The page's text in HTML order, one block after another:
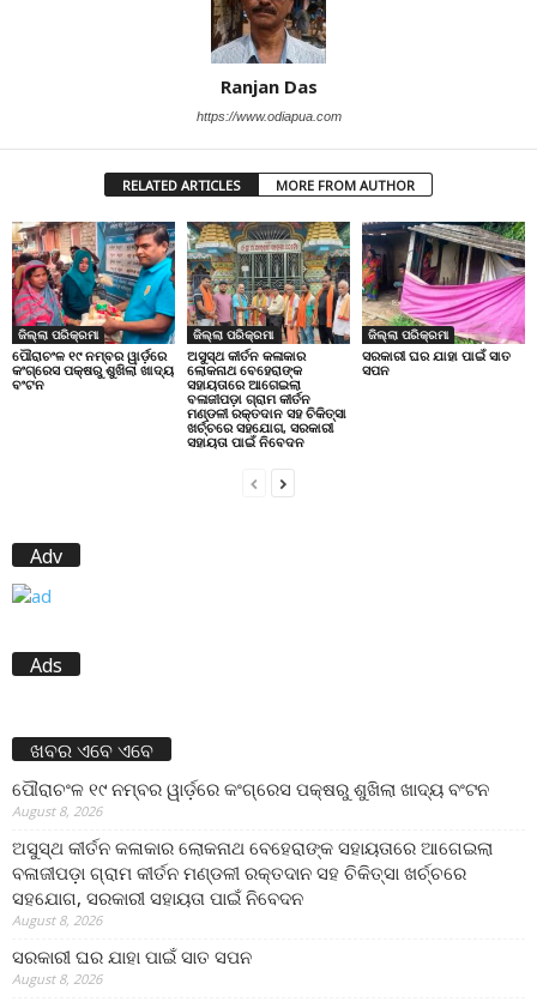
Ranjan Das
https://www.odiapua.com
RELATED ARTICLES MORE FROM AUTHOR
ଜିଲ୍ଲା ପରିକ୍ରମା
ପୌରାଚଂଳ ୧୯ ନମ୍ବର ୱାର୍ଡ଼ରେ
କଂଗ୍ରେସ ପକ୍ଷରୁ ଶୁଖିଲା ଖାଦ୍ୟ
ବଂଟନ
ଜିଲ୍ଲା ପରିକ୍ରମା
ଅସୁସ୍ଥ କୀର୍ତନ କଳାକାର
ଲୋକନାଥ ବେହେରାଙ୍କ
ସହାୟତାରେ ଆଗେଇଲା
ବଳାଜୀପଡ଼ା ଗ୍ରାମ କୀର୍ତନ
ମଣ୍ଡଳୀ ରକ୍ତଦାନ ସହ ଚିକିତ୍ସା
ଖର୍ଚ୍ଚରେ ସହଯୋଗ, ସରକାରୀ
ସହାୟତା ପାଇଁ ନିବେଦନ
ଜିଲ୍ଲା ପରିକ୍ରମା
ସରକାରୀ ଘର ଯାହା ପାଇଁ ସାତ
ସପନ
Adv
Ads
ଖବର ଏବେ ଏବେ
ପୌରାଚଂଳ ୧୯ ନମ୍ବର ୱାର୍ଡ଼ରେ କଂଗ୍ରେସ ପକ୍ଷରୁ ଶୁଖିଲା ଖାଦ୍ୟ ବଂଟନ
August 8, 2026
ଅସୁସ୍ଥ କୀର୍ତନ କଳାକାର ଲୋକନାଥ ବେହେରାଙ୍କ ସହାୟତାରେ ଆଗେଇଲା
ବଳାଜୀପଡ଼ା ଗ୍ରାମ କୀର୍ତନ ମଣ୍ଡଳୀ ରକ୍ତଦାନ ସହ ଚିକିତ୍ସା ଖର୍ଚ୍ଚରେ
ସହଯୋଗ, ସରକାରୀ ସହାୟତା ପାଇଁ ନିବେଦନ
August 8, 2026
ସରକାରୀ ଘର ଯାହା ପାଇଁ ସାତ ସପନ
August 8, 2026